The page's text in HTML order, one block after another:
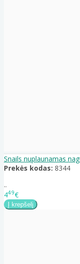
Snails nuplaunamas
Prekės kodas: 8344
..
449€